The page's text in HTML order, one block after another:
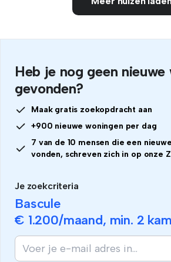
Heb je nog geen nieuwe
gevonden?
Maak gratis zoekopdracht aan
+900 nieuwe woningen per dag
7 van de 10 mensen die een
vonden, schreven zich in op onze
Je zoekcriteria
Bascule
€ 1.200/maand, min. 2